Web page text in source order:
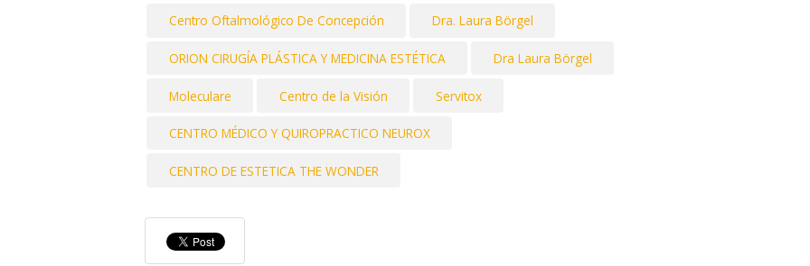
Centro Oftalmológico De Concepción Dra. Laura Börgel
ORION CIRUGÍA PLÁSTICA Y MEDICINA ESTÉTICA Dra Laura Börgel
Moleculare Centro de la Visión Servitox
CENTRO MÉDICO Y QUIROPRACTICO NEUROX
CENTRO DE ESTETICA THE WONDER